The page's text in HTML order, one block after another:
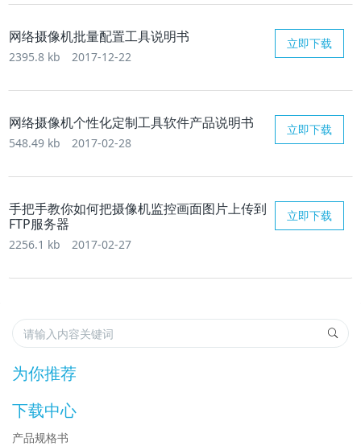
立即下载
网络摄像机批量配置工具说明书
2395.8 kb 2017-12-22
立即下载
网络摄像机个性化定制工具软件产品说明书
548.49 kb 2017-02-28
立即下载
手把手教你如何把摄像机监控画面图片上传到
FTP服务器
2256.1 kb 2017-02-27
为你推荐
下载中心
产品规格书